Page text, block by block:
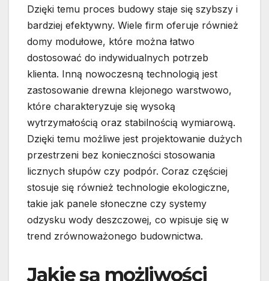
Dzięki temu proces budowy staje się szybszy i
bardziej efektywny. Wiele firm oferuje również
domy modułowe, które można łatwo
dostosować do indywidualnych potrzeb
klienta. Inną nowoczesną technologią jest
zastosowanie drewna klejonego warstwowo,
które charakteryzuje się wysoką
wytrzymałością oraz stabilnością wymiarową.
Dzięki temu możliwe jest projektowanie dużych
przestrzeni bez konieczności stosowania
licznych słupów czy podpór. Coraz częściej
stosuje się również technologie ekologiczne,
takie jak panele słoneczne czy systemy
odzysku wody deszczowej, co wpisuje się w
trend zrównoważonego budownictwa.
Jakie są możliwości